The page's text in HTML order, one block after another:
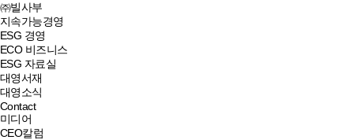
㈜빌사부
지속가능경영
ESG 경영
ECO 비즈니스
ESG 자료실
대영서재
대영소식
Contact
미디어
CEO칼럼